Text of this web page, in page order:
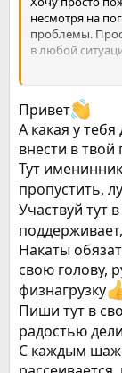
несмотря на
проблемы.
в любой
Ну что ж,
что все будет
решилась
Немного
Курю уже почти
кальянов,
Потом у меня
был айджаст 2.
зависимость в
то время не
играться
компании
побаловаться,
затянуло… и
точкой
купила себе
улицу и потом
Привет
А какая у
внести в
Тут
пропустить,
Участвуй тут
Накаты
свою голову,
физнагрузку
Пиши тут в
радостью
С каждым